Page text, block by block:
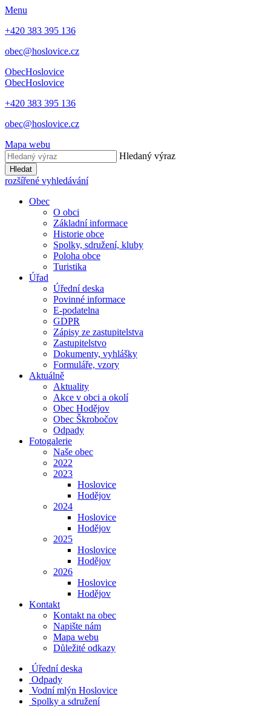
Menu
+420 383 395 136
obec@hoslovice.cz
ObecHoslovice
ObecHoslovice
+420 383 395 136
obec@hoslovice.cz
Mapa webu
Hledaný výraz
Hledat
rozšířené vyhledávání
Obec
O obci
Základní informace
Historie obce
Spolky, sdružení, kluby
Poloha obce
Turistika
Úřad
Úřední deska
Povinné informace
E-podatelna
GDPR
Zápisy ze zastupitelstva
Zastupitelstvo
Dokumenty, vyhlášky
Formuláře, vzory
Aktuálně
Aktuality
Akce v obci a okolí
Obec Hodějov
Obec Škrobočov
Odpady
Fotogalerie
Naše obec
2022
2023
Hoslovice
Hodějov
2024
Hoslovice
Hodějov
2025
Hoslovice
Hodějov
2026
Hoslovice
Hodějov
Kontakt
Kontakt na obec
Napište nám
Mapa webu
Důležité odkazy
Úřední deska
Odpady
Vodní mlýn Hoslovice
Spolky a sdružení